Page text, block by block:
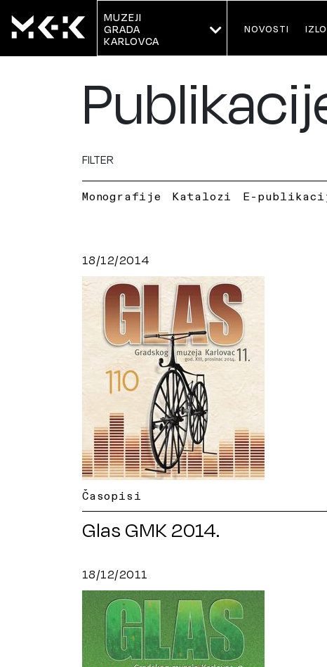
MUZEJI
GRADA
KARLOVCA
NOVOSTI
FILTER
Monografije Katalozi E-
18/12/2014
Časopisi
Glas GMK 2014.
18/12/2011